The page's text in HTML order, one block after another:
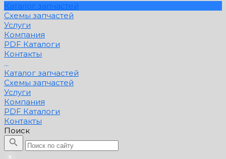
Каталог запчастей
Схемы запчастей
Услуги
Компания
PDF Каталоги
Контакты
...
Каталог запчастей
Схемы запчастей
Услуги
Компания
PDF Каталоги
Контакты
Поиск